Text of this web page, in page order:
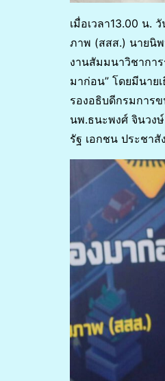
เมื่อเวลา13.00 น.
ภาพ (สสส.) นายนิ
งานสัมมนาวิชากา
มาก่อน” โดยมีนาย
รองอธิบดีกรมการ
นพ.ธนะพงศ์ จินวง
รัฐ เอกชน ประชาสั